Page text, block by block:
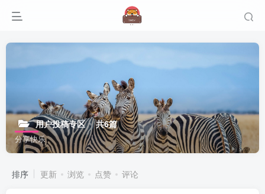
用户投稿专区 共6篇
分享快乐
排序 更新 浏览 点赞 评论